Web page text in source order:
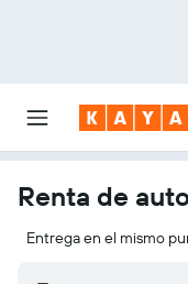
Renta de
Entrega en el mismo